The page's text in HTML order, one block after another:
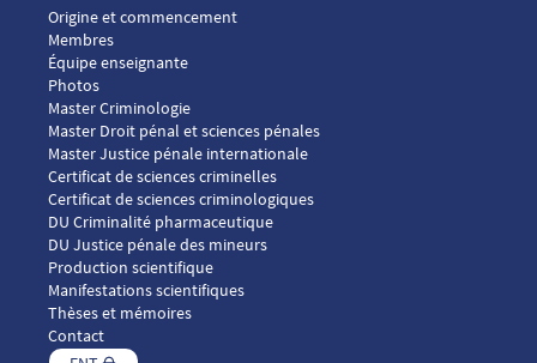
Menu footer ICP 1
Origine et commencement
Membres
Équipe enseignante
Photos
Menu footer ICP 2
Master Criminologie
Master Droit pénal et sciences pénales
Master Justice pénale internationale
Menu footer ICP 3
Certificat de sciences criminelles
Certificat de sciences criminologiques
DU Criminalité pharmaceutique
DU Justice pénale des mineurs
Menu footer ICP 4
Production scientifique
Manifestations scientifiques
Thèses et mémoires
Contact